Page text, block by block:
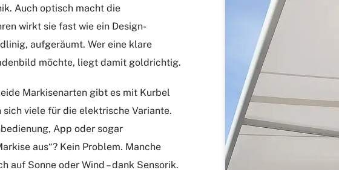
Auch optisch macht die
wirkt sie fast wie ein Design-
aufgeräumt. Wer eine klare
möchte, liegt damit goldrichtig.
Markisenarten gibt es mit Kurbel
viele für die elektrische Variante.
App oder sogar
aus“? Kein Problem. Manche
auf Sonne oder Wind – dank Sensorik.